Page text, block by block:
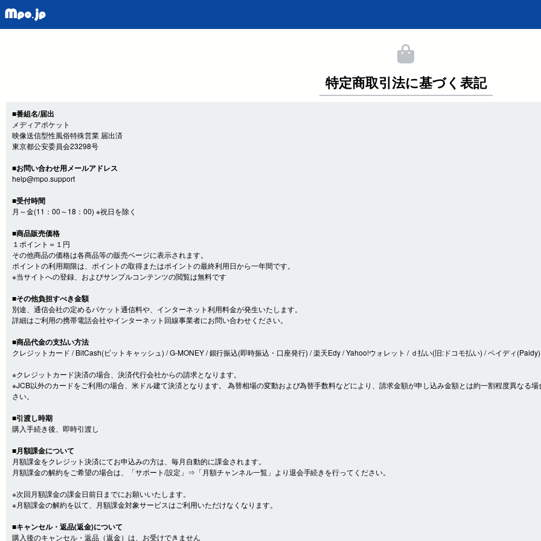
特定商取引法に基づく表記
■番組名/届出
メディアポケット
映像送信型性風俗特殊営業 届出済
東京都公安委員会23298号
■お問い合わせ用メールアドレス
help@mpo.support
■受付時間
月～金(11：00～18：00) ※祝日を除く
■商品販売価格
１ポイント＝１円
その他商品の価格は各商品等の販売ページに表示されます。
ポイントの利用期限は、ポイントの取得またはポイントの最終利用日から一年間です。
※当サイトへの登録、およびサンプルコンテンツの閲覧は無料です
■その他負担すべき金額
別途、通信会社の定めるパケット通信料や、インターネット利用料金が発生いたします。
詳細はご利用の携帯電話会社やインターネット回線事業者にお問い合わせください。
■商品代金の支払い方法
クレジットカード / BitCash(ビットキャッシュ) / G-MONEY / 銀行振込(即時振込・口座発行) / 楽天Edy / Yahoo!ウォレット / ｄ払い(旧:ドコモ払い) / ペイディ(Paidy)
※クレジットカード決済の場合、決済代行会社からの請求となります。
※JCB以外のカードをご利用の場合、米ドル建て決済となります。 為替相場の変動および為替手数料などにより、請求金額が申し込み金額とは約一割程度異なる
さい。
■引渡し時期
購入手続き後、即時引渡し
■月額課金について
月額課金をクレジット決済にてお申込みの方は、毎月自動的に課金されます。
月額課金の解約をご希望の場合は、「サポート/設定」⇒「月額チャンネル一覧」より退会手続きを行ってください。
※次回月額課金の課金日前日までにお願いいたします。
※月額課金の解約を以て、月額課金対象サービスはご利用いただけなくなります。
■キャンセル・返品(返金)について
購入後のキャンセル・返品（返金）は、お受けできません